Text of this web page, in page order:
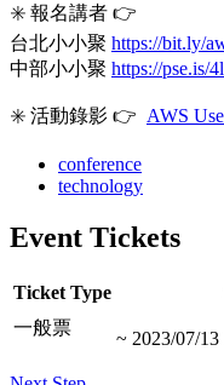
✳️ 報名講者 👉
台北小小聚 https://bit.ly/
中部小小聚 https://pse.is/
✳️ 活動錄影 👉 AWS
conference
technology
Event Tickets
Ticket Type
一般票
~ 2023/07/